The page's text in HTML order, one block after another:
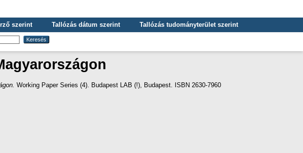
szerint Tallózás dátum szerint
Tallózás tudományterület szerint
Working Paper Series (4). Budapest LAB (!), Budapest. ISBN 2630-7960